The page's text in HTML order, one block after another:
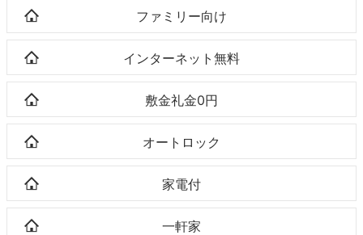
ファミリー向け
インターネット無料
敷金礼金0円
オートロック
家電付
一軒家